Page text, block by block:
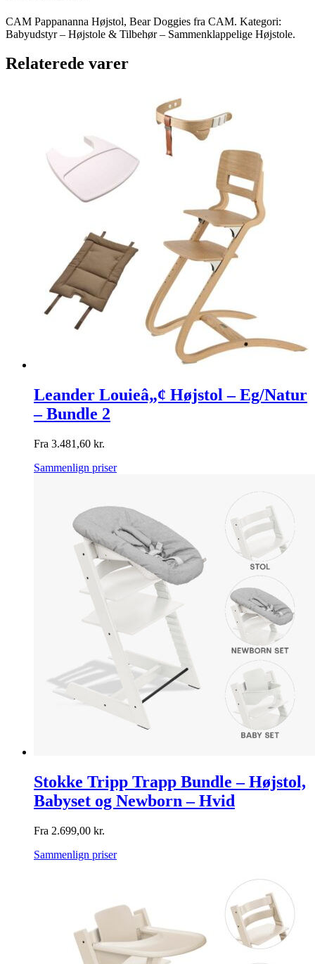
CAM Pappananna Højstol, Bear Doggies fra CAM. Kategori:
Babyudstyr – Højstole & Tilbehør – Sammenklappelige Højstole.
Relaterede varer
Leander Louieâ„¢ Højstol – Eg/Natur
– Bundle 2
Fra 3.481,60 kr.
Sammenlign priser
Stokke Tripp Trapp Bundle – Højstol,
Babyset og Newborn – Hvid
Fra 2.699,00 kr.
Sammenlign priser